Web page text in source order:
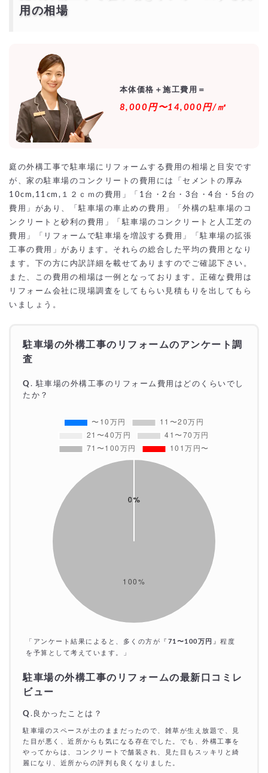
どのくらい？
DIYで駐車場のコンクリートを敷く為の材料の費用
相見積もりとは？
一括見積もり無料サービスで安く駐車場のリフォームをできる優良業者
を探す！
より安価で依頼するには？
用の相場
本体価格＋施工費用＝
8,000円〜14,000円/㎡
庭の外構工事で駐車場にリフォームする費用の相場と目安です
が、家の駐車場のコンクリートの費用には「セメントの厚み
10cm,11cm,１２ｃｍの費用」「1台・2台・3台・4台・5台の
費用」があり、「駐車場の車止めの費用」「外構の駐車場のコ
ンクリートと砂利の費用」「駐車場のコンクリートと人工芝の
費用」「リフォームで駐車場を増設する費用」「駐車場の拡張
工事の費用」があります。それらの総合した平均の費用となり
ます。下の方に内訳詳細を載せてありますのでご確認下さい。
また、この費用の相場は一例となっております。正確な費用は
リフォーム会社に現場調査をしてもらい見積もりを出してもら
いましょう。
駐車場の外構工事のリフォームのアンケート調
査
Q . 駐車場の外構工事のリフォーム費用はどのくらいでし
たか？
「アンケート結果によると、多くの方が『 71〜100万円
』程度
を予算として考えています。」
駐車場の外構工事のリフォームの最新口コミレ
ビュー
Q .良かったことは？
駐車場のスペースが土のままだったので、雑草が生え放題で、見
た目が悪く、近所からも気になる存在でした。でも、外構工事を
やってからは、コンクリートで舗装され、見た目もスッキリと綺
麗になり、近所からの評判も良くなりました。